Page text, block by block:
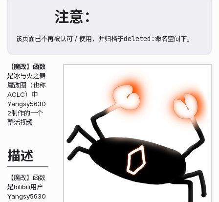
注意：
该页面已不再被认可 / 使用，并归档于deleted:命名空间下。
【魔改】函数
是冰与火之舞
魔改圈（也称
ACLC）中
Yangsy5630
2制作的一个
整活视频
描述
【魔改】函数
是bilibili用户
Yangsy5630